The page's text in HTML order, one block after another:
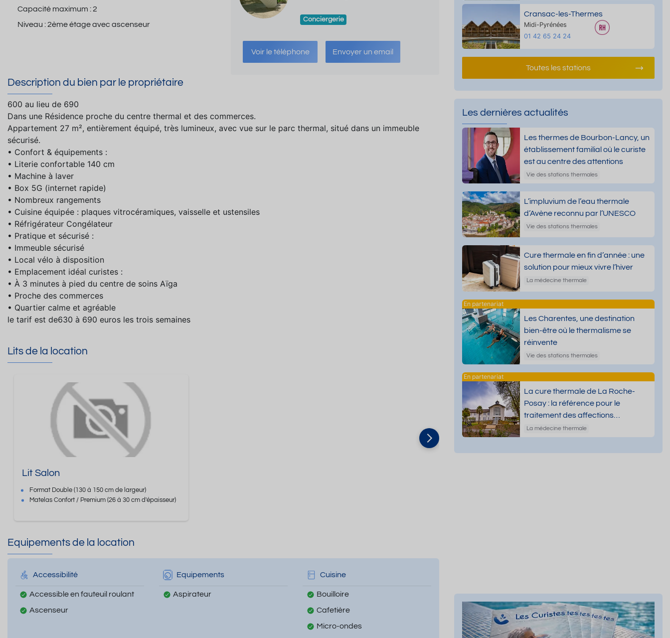
Capacité maximum :2
Niveau :2ème étage avec ascenseur
Conciergerie
Voir le téléphone Envoyer un email
Description du bien par le propriétaire
600 au lieu de 690
Dans une Résidence proche du centre thermal et des commerces.
Appartement 27 m², entièrement équipé, très lumineux, avec vue sur le parc thermal, situé dans un immeuble
sécurisé.
• Confort & équipements :
• Literie confortable 140 cm
• Machine à laver
• Box 5G (internet rapide)
• Nombreux rangements
• Cuisine équipée : plaques vitrocéramiques, vaisselle et ustensiles
• Réfrigérateur Congélateur
• Pratique et sécurisé :
• Immeuble sécurisé
• Local vélo à disposition
• Emplacement idéal curistes :
• À 3 minutes à pied du centre de soins Aïga
• Proche des commerces
• Quartier calme et agréable
le tarif est de630 à 690 euros les trois semaines
Lits de la location
Lit Salon
Format Double (130 à 150 cm de largeur)
Matelas Confort / Premium(26 à 30 cm d'épaisseur)
Equipements de la location
Accessibilité
Accessible en fauteuil roulant
Ascenseur
Equipements
Aspirateur
Cuisine
Bouilloire
Cafetière
Micro-ondes
Cransac-les-Thermes
Midi-Pyrénées
01 42 65 24 24
Toutes les stations
Les dernières actualités
Les thermes de Bourbon-Lancy, un
établissement familial où le curiste
est au centre des attentions
Vie des stations thermales
L’impluvium de l’eau thermale
d’Avène reconnu par l’UNESCO
Vie des stations thermales
Cure thermale en fin d’année : une
solution pour mieux vivre l’hiver
La médecine thermale
Les Charentes, une destination
bien-être où le thermalisme se
réinvente
Vie des stations thermales
La cure thermale de La Roche-
Posay : la référence pour le
traitement des affections
dermatologiques
La médecine thermale